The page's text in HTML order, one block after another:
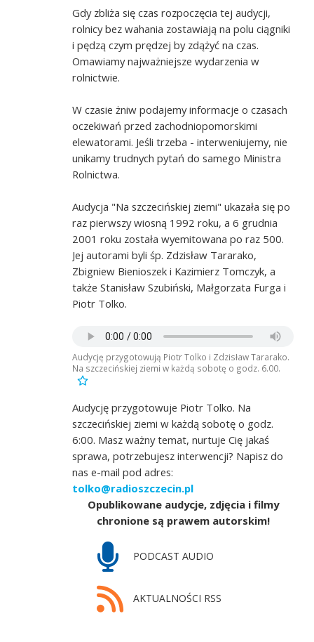
Gdy zbliża się czas rozpoczęcia tej audycji,
rolnicy bez wahania zostawiają na polu ciągniki
i pędzą czym prędzej by zdążyć na czas.
Omawiamy najważniejsze wydarzenia w
rolnictwie.
W czasie żniw podajemy informacje o czasach
oczekiwań przed zachodniopomorskimi
elewatorami. Jeśli trzeba - interweniujemy, nie
unikamy trudnych pytań do samego Ministra
Rolnictwa.
Audycja "Na szczecińskiej ziemi" ukazała się po
raz pierwszy wiosną 1992 roku, a 6 grudnia
2001 roku została wyemitowana po raz 500.
Jej autorami byli śp. Zdzisław Tararako,
Zbigniew Bienioszek i Kazimierz Tomczyk, a
także Stanisław Szubiński, Małgorzata Furga i
Piotr Tolko.
Audycję przygotowują Piotr Tolko i Zdzisław Tararako.
Na szczecińskiej ziemi w każdą sobotę o godz. 6.00.
Audycję przygotowuje Piotr Tolko. Na
szczecińskiej ziemi w każdą sobotę o godz.
6:00. Masz ważny temat, nurtuje Cię jakaś
sprawa, potrzebujesz interwencji? Napisz do
nas e-mail pod adres:
tolko@radioszczecin.pl
Opublikowane audycje, zdjęcia i filmy
chronione są prawem autorskim!
PODCAST AUDIO
AKTUALNOŚCI RSS